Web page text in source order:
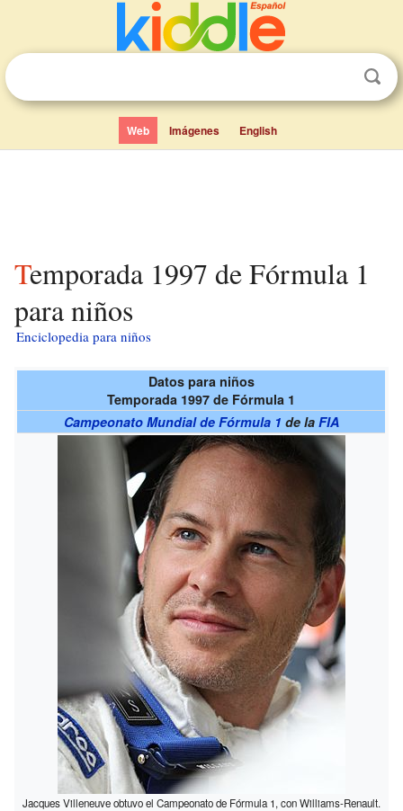
Web Imágenes English
Temporada 1997 de Fórmula 1
para niños
Enciclopedia para niños
Datos para niños
Temporada 1997 de Fórmula 1
Campeonato Mundial de Fórmula 1 de la FIA
Jacques Villeneuve obtuvo el Campeonato de Fórmula 1, con Williams-Renault.